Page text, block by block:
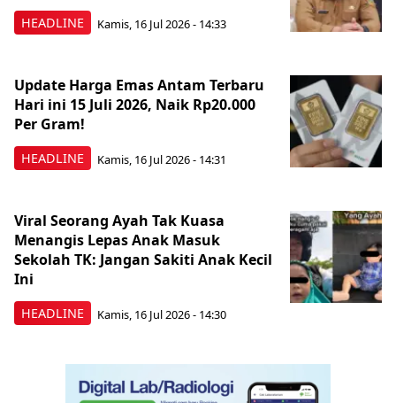
HEADLINE Kamis, 16 Jul 2026 - 14:33
HEADLINE
Update Harga Emas Antam Terbaru
Hari ini 15 Juli 2026, Naik Rp20.000
Per Gram!
Kamis, 16 Jul 2026 - 14:31
HEADLINE
Viral Seorang Ayah Tak Kuasa
Menangis Lepas Anak Masuk
Sekolah TK: Jangan Sakiti Anak Kecil
Ini
Kamis, 16 Jul 2026 - 14:30